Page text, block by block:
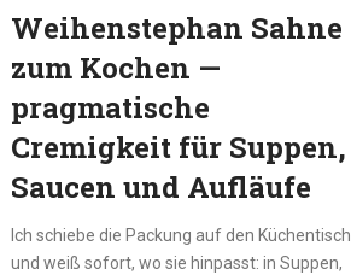
Weihenstephan Sahne
zum Kochen —
pragmatische
Cremigkeit für Suppen,
Saucen und Aufläufe
Ich schiebe die Packung auf den Küchentisch
und weiß sofort, wo sie hinpasst: in Suppen,